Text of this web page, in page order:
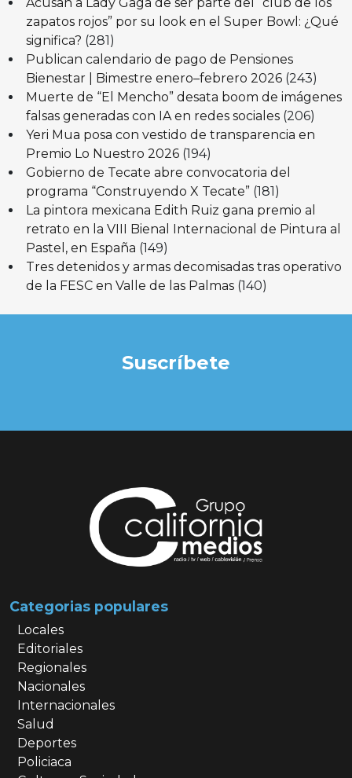
zapatos rojos” por su look en el Super Bowl: ¿Qué
significa? (281)
Publican calendario de pago de Pensiones
Bienestar | Bimestre enero–febrero 2026 (243)
Muerte de “El Mencho” desata boom de imágenes
falsas generadas con IA en redes sociales (206)
Yeri Mua posa con vestido de transparencia en
Premio Lo Nuestro 2026 (194)
Gobierno de Tecate abre convocatoria del
programa “Construyendo X Tecate” (181)
La pintora mexicana Edith Ruiz gana premio al
retrato en la VIII Bienal Internacional de Pintura al
Pastel, en España (149)
Tres detenidos y armas decomisadas tras operativo
de la FESC en Valle de las Palmas (140)
Suscríbete
Categorias populares
Locales
Editoriales
Regionales
Nacionales
Internacionales
Salud
Deportes
Policiaca